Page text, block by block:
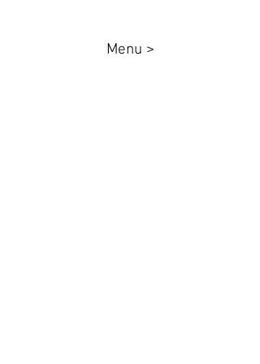
Menu >